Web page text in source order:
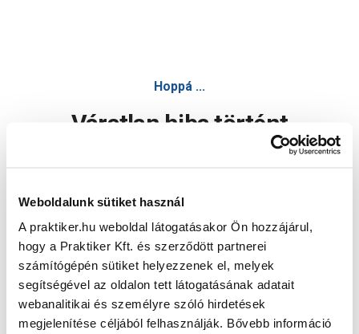
Weboldalunk sütiket használ
A praktiker.hu weboldal látogatásakor Ön hozzájárul,
hogy a Praktiker Kft. és szerződött partnerei
számítógépén sütiket helyezzenek el, melyek
segítségével az oldalon tett látogatásának adatait
webanalitikai és személyre szóló hirdetések
megjelenítése céljából felhasználják. Bővebb információ
Hoppá ...
Váratlan hiba történt
Oldal újratöltése